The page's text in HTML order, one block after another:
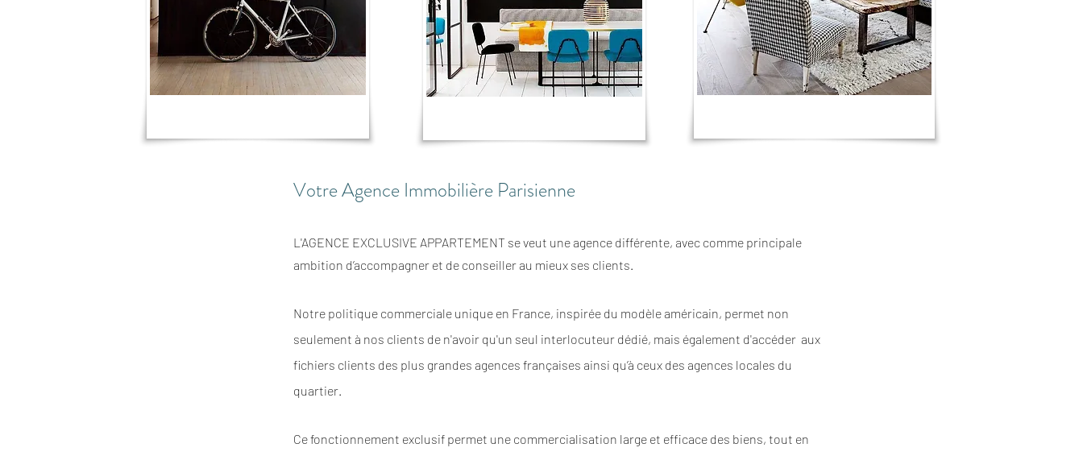
Votre Agence Immobilière Parisienne
L'AGENCE EXCLUSIVE APPARTEMENT se veut une agence différente, avec comme principale
ambition d’accompagner et de conseiller au mieux ses clients.
Notre politique commerciale unique en France, inspirée du modèle américain, permet non
seulement à nos clients de n'avoir qu'un seul interlocuteur dédié, mais également d'accéder aux
fichiers clients des plus grandes agences françaises ainsi qu’à ceux des agences locales du
quartier.
Ce fonctionnement exclusif permet une commercialisation large et efficace des biens, tout en